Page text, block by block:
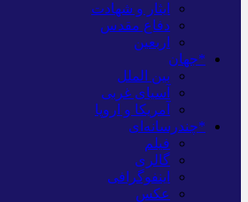
ایثار و شهادت
دفاع مقدس
اربعین
*جهان
بین الملل
آسیای غربی
آمریکا و اروپا
*چندرسانه‌ای
فیلم
گالری
اینفوگرافی
عکس